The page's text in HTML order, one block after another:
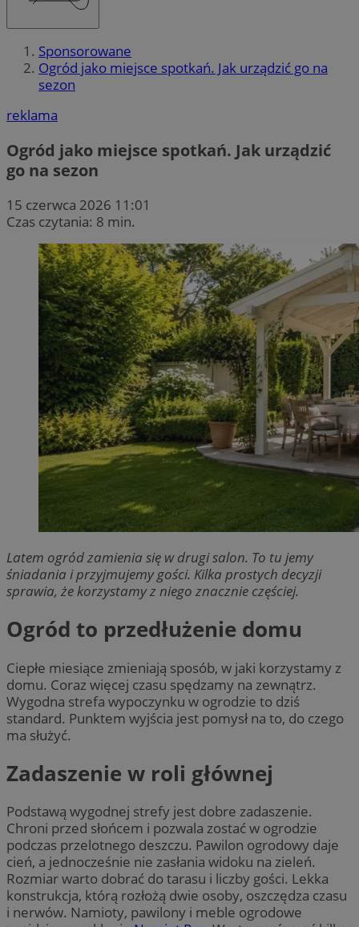
Sponsorowane
Ogród jako miejsce spotkań. Jak urządzić go na
sezon
reklama
Ogród jako miejsce spotkań. Jak urządzić
go na sezon
15 czerwca 2026 11:01
Czas czytania: 8 min.
Latem ogród zamienia się w drugi salon. To tu jemy
śniadania i przyjmujemy gości. Kilka prostych decyzji
sprawia, że korzystamy z niego znacznie częściej.
Ogród to przedłużenie domu
Ciepłe miesiące zmieniają sposób, w jaki korzystamy z
domu. Coraz więcej czasu spędzamy na zewnątrz.
Wygodna strefa wypoczynku w ogrodzie to dziś
standard. Punktem wyjścia jest pomysł na to, do czego
ma służyć.
Zadaszenie w roli głównej
Podstawą wygodnej strefy jest dobre zadaszenie.
Chroni przed słońcem i pozwala zostać w ogrodzie
podczas przelotnego deszczu. Pawilon ogrodowy daje
cień, a jednocześnie nie zasłania widoku na zieleń.
Rozmiar warto dobrać do tarasu i liczby gości. Lekka
konstrukcja, którą rozłożą dwie osoby, oszczędza czasu
i nerwów. Namioty, pawilony i meble ogrodowe